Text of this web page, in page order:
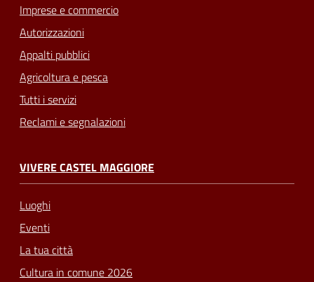
Imprese e commercio
Autorizzazioni
Appalti pubblici
Agricoltura e pesca
Tutti i servizi
Reclami e segnalazioni
VIVERE CASTEL MAGGIORE
Luoghi
Eventi
La tua città
Cultura in comune 2026